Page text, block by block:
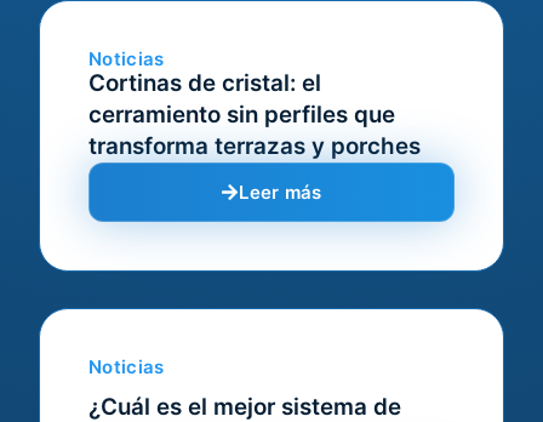
Noticias
Cortinas de cristal: el
cerramiento sin perfiles que
transforma terrazas y porches
Leer más
Noticias
¿Cuál es el mejor sistema de